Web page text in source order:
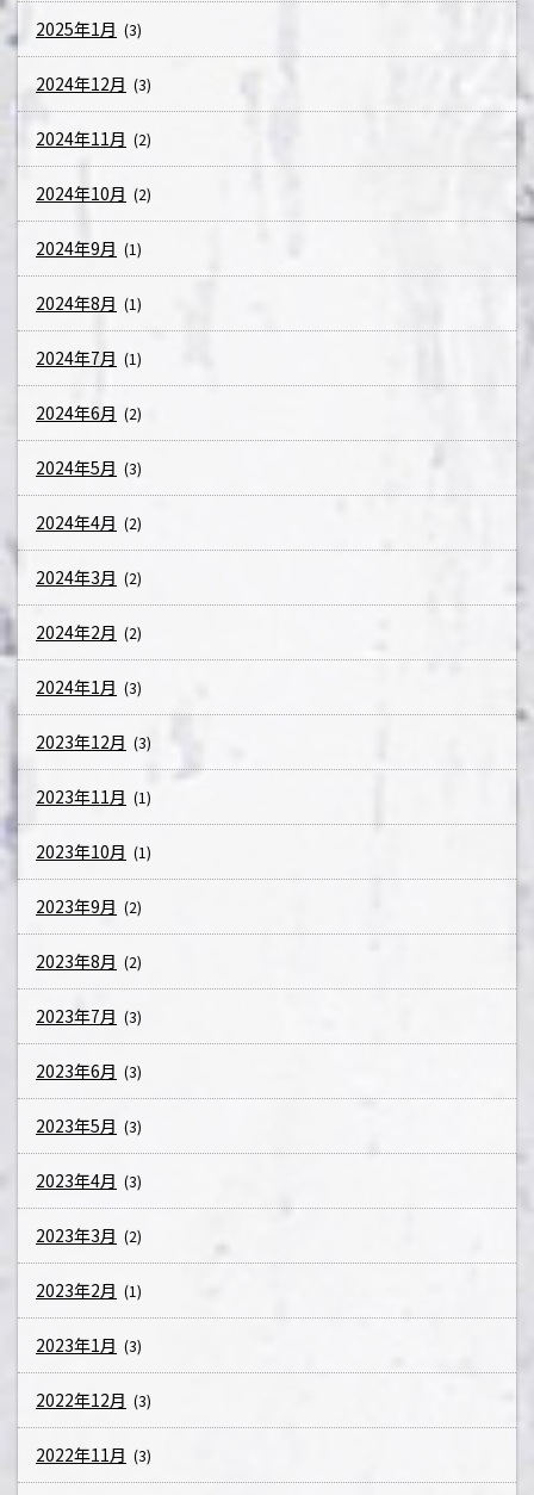
2025年1月 (3)
2024年12月 (3)
2024年11月 (2)
2024年10月 (2)
2024年9月 (1)
2024年8月 (1)
2024年7月 (1)
2024年6月 (2)
2024年5月 (3)
2024年4月 (2)
2024年3月 (2)
2024年2月 (2)
2024年1月 (3)
2023年12月 (3)
2023年11月 (1)
2023年10月 (1)
2023年9月 (2)
2023年8月 (2)
2023年7月 (3)
2023年6月 (3)
2023年5月 (3)
2023年4月 (3)
2023年3月 (2)
2023年2月 (1)
2023年1月 (3)
2022年12月 (3)
2022年11月 (3)